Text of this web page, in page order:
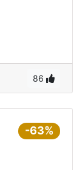
86
-63%